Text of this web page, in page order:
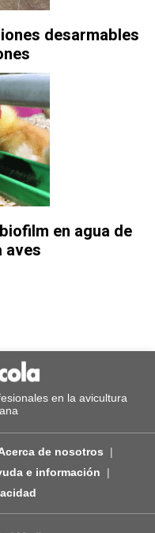
desarmables
en agua de
aves
en la avicultura
de nosotros
e información